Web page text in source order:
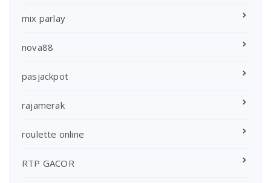
mix parlay
nova88
pasjackpot
rajamerak
roulette online
RTP GACOR